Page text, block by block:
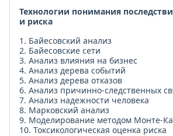
Технологии понимания
и риска
1. Байесовский анализ
2. Байесовские сети
3. Анализ влияния на бизнес
4. Анализ дерева событий
5. Анализ дерева отказов
6. Анализ причинно-следственных
7. Анализ надежности человека
8. Марковский анализ
9. Моделирование методом Монте-
10. Токсикологическая оценка риска